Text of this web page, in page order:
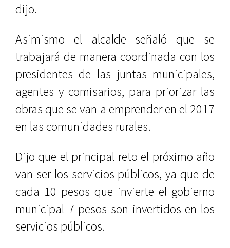
dijo.
Asimismo el alcalde señaló que se
trabajará de manera coordinada con los
presidentes de las juntas municipales,
agentes y comisarios, para priorizar las
obras que se van a emprender en el 2017
en las comunidades rurales.
Dijo que el principal reto el próximo año
van ser los servicios públicos, ya que de
cada 10 pesos que invierte el gobierno
municipal 7 pesos son invertidos en los
servicios públicos.